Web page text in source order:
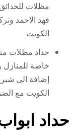
مظلات
فهد الاحمد
الكويت
حداد مظلات
خاصة للمنازل
إضافة الى
الكويت مع
حداد